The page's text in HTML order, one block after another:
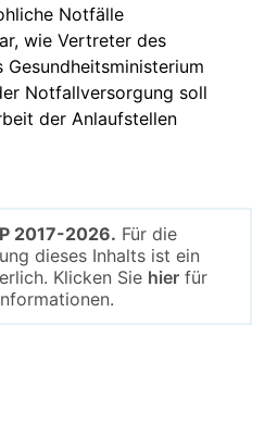
Notfälle
wie Vertreter des
Notfallversorgung soll
der Anlaufstellen
2017-2026. Für die
dieses Inhalts ist ein
Klicken Sie hierfür